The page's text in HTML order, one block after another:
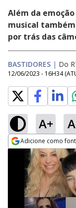
Além da
musical
por trás das
BASTIDORES | Do
12/06/2023 - 16H34
A+
Adicione como
Opens in new